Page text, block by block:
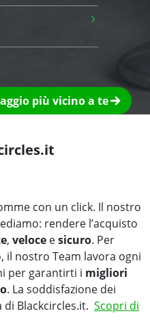
›
più vicino a te
con un click. Il nostro
rendere l’acquisto
, veloce esicuro. Per
il nostro Team lavora ogni
per garantirti i migliori
. La soddisfazione dei
Blackcircles.it. Scopri di